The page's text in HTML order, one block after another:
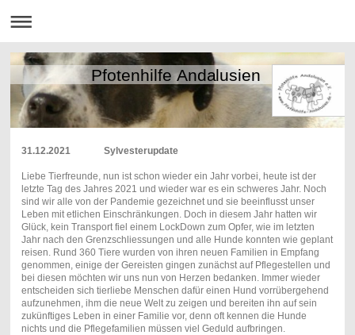
Pfotenhilfe Andalusien
31.12.2021 Sylvesterupdate
Liebe Tierfreunde, nun ist schon wieder ein Jahr vorbei, heute ist der
letzte Tag des Jahres 2021 und wieder war es ein schweres Jahr. Noch
sind wir alle von der Pandemie gezeichnet und sie beeinflusst unser
Leben mit etlichen Einschränkungen. Doch in diesem Jahr hatten wir
Glück, kein Transport fiel einem LockDown zum Opfer, wie im letzten
Jahr nach den Grenzschliessungen und alle Hunde konnten wie geplant
reisen. Rund 360 Tiere wurden von ihren neuen Familien in Empfang
genommen, einige der Gereisten gingen zunächst auf Pflegestellen und
bei diesen möchten wir uns nun von Herzen bedanken. Immer wieder
entscheiden sich tierliebe Menschen dafür einen Hund vorrübergehend
aufzunehmen, ihm die neue Welt zu zeigen und bereiten ihn auf sein
zukünftiges Leben in einer Familie vor, denn oft kennen die Hunde
nichts und die Pflegefamilien müssen viel Geduld aufbringen.